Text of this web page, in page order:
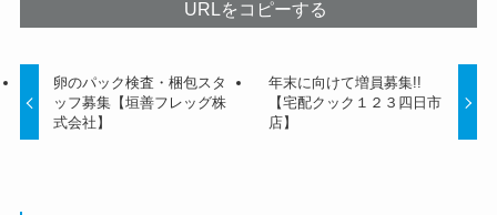
URLをコピーする
卵のパック検査・梱包スタ
ッフ募集【垣善フレッグ株
式会社】
年末に向けて増員募集!!
【宅配クック１２３四日市
店】